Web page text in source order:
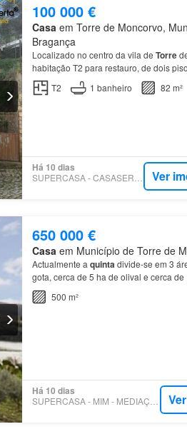
100 000 €
Casaem Torre de Moncorvo,
Bragança
Localizado no centro da vila de Torre
habitação T2 para restauro, de dois
T2
1 banheiro 82 m²
Há 10 dias
Ver
650 000 €
Casaem Município de Torre de
Actualmente a quintadivide-se em 3
gota, cerca de 5 ha de olival e cerca
500 m²
Há 10 dias